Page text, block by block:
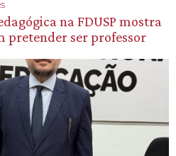
na FDUSP mostra
pretender ser professor